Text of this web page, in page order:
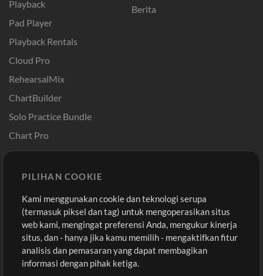
Playback
Pad Player
Playback Rentals
Cloud Pro
RehearsalMix
ChartBuilder
Solo Practice Bundle
Chart Pro
Template ProPresenter
Sound
Berita
Pembelian
Beli Kredit
Konten Gratis
Permintaan Lagu
Akun
Masuk
Daftar
Lihat Keranjang
PILIHAN COOKIE
Kami menggunakan cookie dan teknologi serupa
(termasuk piksel dan tag) untuk mengoperasikan situs
web kami, mengingat preferensi Anda, mengukur kinerja
situs, dan - hanya jika kamu memilih - mengaktifkan fitur
analisis dan pemasaran yang dapat membagikan
informasi dengan pihak ketiga.